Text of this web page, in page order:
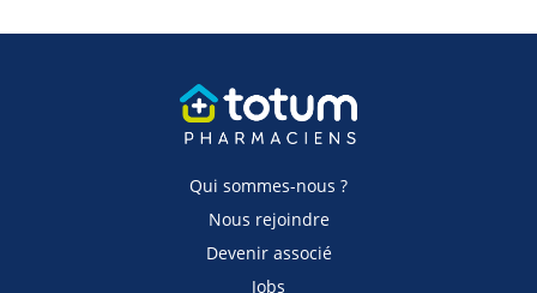
Qui sommes-nous ?
Nous rejoindre
Devenir associé
Jobs